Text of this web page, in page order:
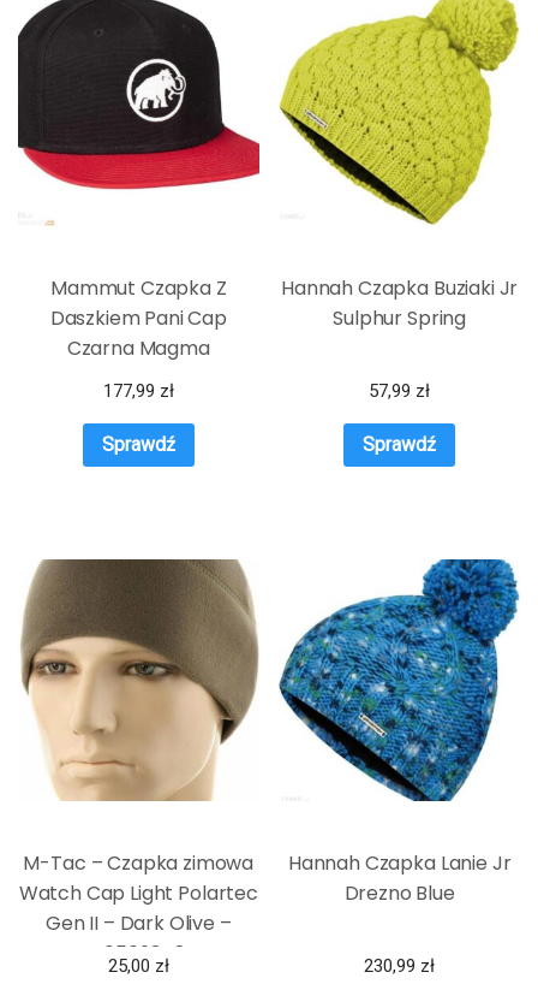
Mammut Czapka Z
Daszkiem Pani Cap
Czarna Magma
177,99 zł
Sprawdź
Hannah Czapka Buziaki Jr
Sulphur Spring
57,99 zł
Sprawdź
M-Tac – Czapka zimowa
Watch Cap Light Polartec
Gen II – Dark Olive –
40562848
25,00 zł
Hannah Czapka Lanie Jr
Drezno Blue
230,99 zł